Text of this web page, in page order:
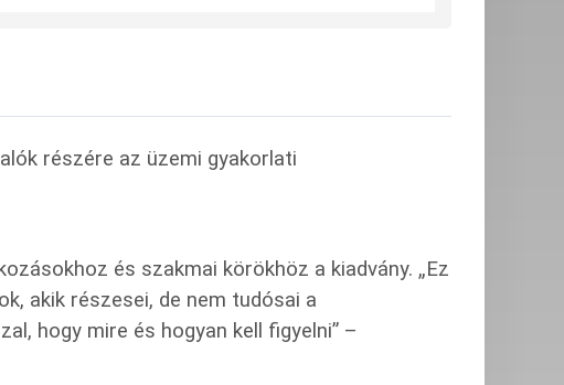
részére az üzemi gyakorlati
és szakmai körökhöz a kiadvány. „Ez
akik részesei, de nem tudósai a
hogy mire és hogyan kell figyelni” –